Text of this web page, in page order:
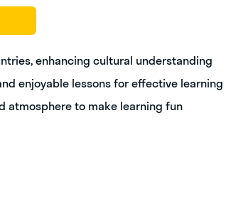
enhancing cultural understanding
enjoyable lessons for effective learning
atmosphere to make learning fun